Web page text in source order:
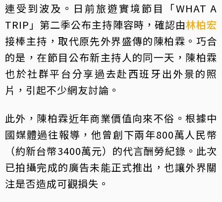
連受到波及。日前旅遊實境節目「WHAT A
TRIP」第二季公布主持陣容時，確認由林柏宏
接棒主持，取代原先外界盛傳的陳柏霖。巧合
的是，在節目公布新主持人的同一天，陳柏霖
也於社群平台分享過去赴西班牙出外景的照
片，引起不少網友討論。
此外，陳柏霖近年商業價值向來不俗。根據中
國媒體過往報導，他曾創下兩年800萬人民幣
（約新台幣3400萬元）的代言酬勞紀錄。此次
已拍攝完成的廣告未能正式推出，也讓外界關
注是否造成可觀損失。